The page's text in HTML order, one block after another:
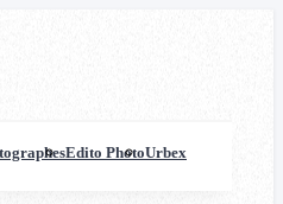
Edito PhotoUrbex